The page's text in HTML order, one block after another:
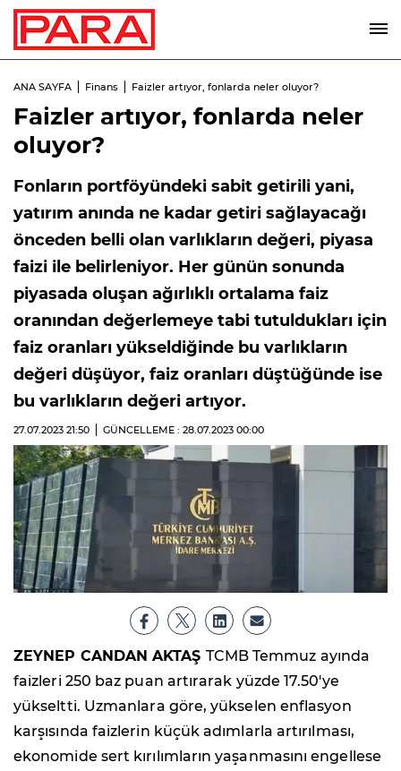
ANA SAYFA Finans Faizler artıyor, fonlarda neler oluyor?
Faizler artıyor, fonlarda neler
oluyor?
Fonların portföyündeki sabit getirili yani,
yatırım anında ne kadar getiri sağlayacağı
önceden belli olan varlıkların değeri, piyasa
faizi ile belirleniyor. Her günün sonunda
piyasada oluşan ağırlıklı ortalama faiz
oranından değerlemeye tabi tutuldukları için
faiz oranları yükseldiğinde bu varlıkların
değeri düşüyor, faiz oranları düştüğünde ise
bu varlıkların değeri artıyor.
27.07.2023 21:50 GÜNCELLEME : 28.07.2023 00:00
ZEYNEP CANDAN AKTAŞ TCMB Temmuz ayında
faizleri 250 baz puan artırarak yüzde 17.50'ye
yükseltti. Uzmanlara göre, yükselen enflasyon
karşısında faizlerin küçük adımlarla artırılması,
ekonomide sert kırılımların yaşanmasını engellese